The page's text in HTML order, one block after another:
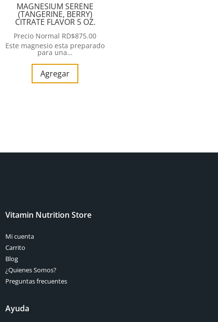
MAGNESIUM SERENE
(TANGERINE, BERRY)
CITRATE FLAVOR 5 OZ.
Precio Normal RD$875.00
Este magnesio esta preparado
para una…
Agregar
Vitamin Nutrition Store
Mi cuenta
Carrito
Blog
¿Quienes Somos?
Preguntas frecuentes
Ayuda